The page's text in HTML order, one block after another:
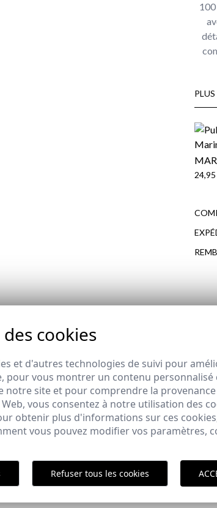
MUSGO CHEMISE À
29,95 € / 39,95 €
Abonnez-vous à notre
cookies
et d'autres technologies de suivi pour
pour vous montrer un contenu personnalisé
notre site et pour comprendre la provenance
vous consentez à notre utilisation des
obtenir plus d'informations sur ces
vous pouvez modifier vos paramètres,
Refuser tous les cookies